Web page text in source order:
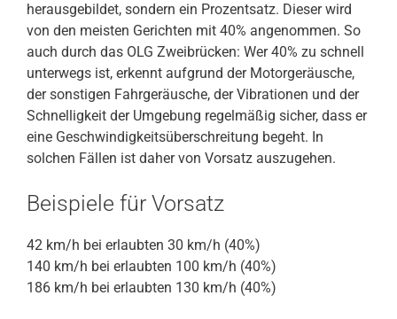
herausgebildet, sondern ein Prozentsatz. Dieser wird
von den meisten Gerichten mit 40% angenommen. So
auch durch das OLG Zweibrücken: Wer 40% zu schnell
unterwegs ist, erkennt aufgrund der Motorgeräusche,
der sonstigen Fahrgeräusche, der Vibrationen und der
Schnelligkeit der Umgebung regelmäßig sicher, dass er
eine Geschwindigkeitsüberschreitung begeht. In
solchen Fällen ist daher von Vorsatz auszugehen.
Beispiele für Vorsatz
42 km/h bei erlaubten 30 km/h (40%)
140 km/h bei erlaubten 100 km/h (40%)
186 km/h bei erlaubten 130 km/h (40%)